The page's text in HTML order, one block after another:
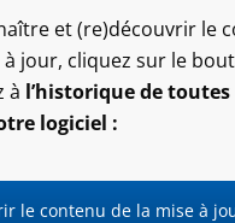
et (re)découvrir le
à jour, cliquez sur le
à l’historique de toutes
logiciel :
le contenu de la mise à